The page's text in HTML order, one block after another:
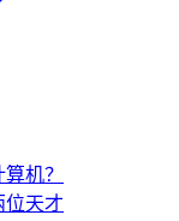
机？
位天才